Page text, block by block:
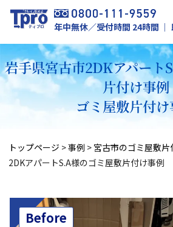
年中無休／受付時間 24時間 ｜
岩手県宮古市2DKアパート
片付け事例
ゴミ屋敷片付
トップページ >事例 > 宮古市のゴミ屋敷片
2DKアパートS.A様のゴミ屋敷片付け事例
Before